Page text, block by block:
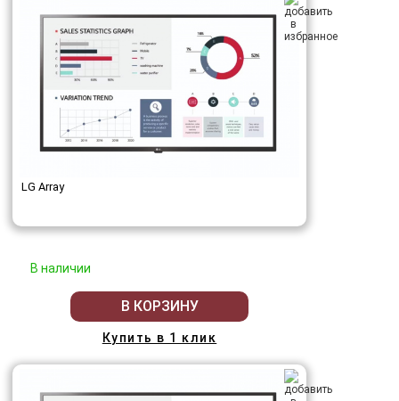
LG Array
В наличии
В КОРЗИНУ
Купить в 1 клик